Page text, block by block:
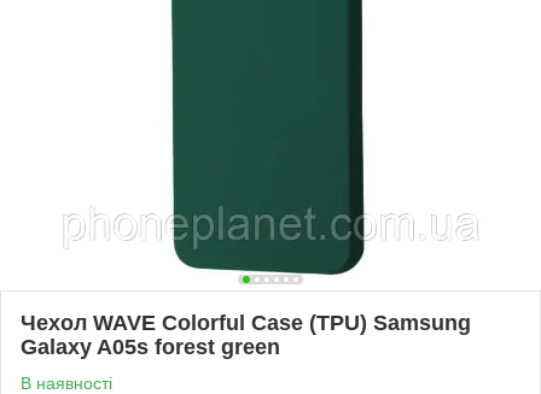
Чехол WAVE Colorful Case (TPU) Samsung
Galaxy A05s forest green
В наявності